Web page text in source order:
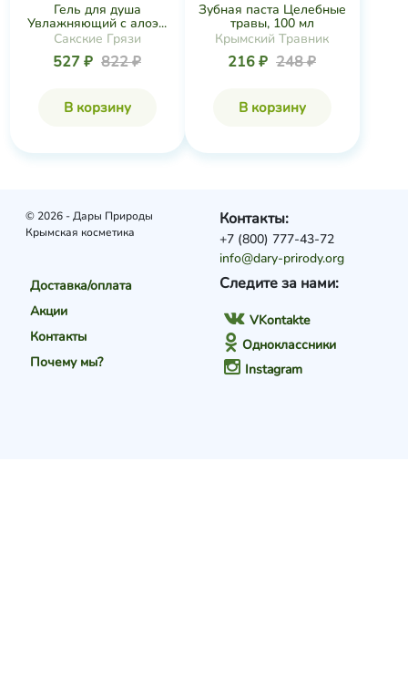
Гель для душа
Увлажняющий с алоэ...
Сакские Грязи
527 ₽ 822 ₽
В корзину
Зубная паста Целебные
травы, 100 мл
Крымский Травник
216 ₽ 248 ₽
В корзину
© 2026 - Дары Природы
Крымская косметика
Доставка/оплата
Акции
Контакты
Почему мы?
Следите за нами:
VKontakte
Одноклассники
Instagram
Контакты:
+7 (800) 777-43-72
info@dary-prirody.org